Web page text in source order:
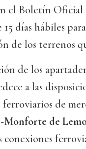
el Boletín
días hábiles
de los terrenos
de los
a las
de
Monforte de
conexiones